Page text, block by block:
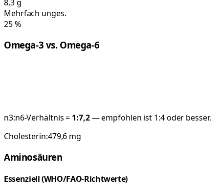
8,3g
Mehrfach unges.
25%
Omega-3 vs. Omega-6
n3:n6-Verhältnis = 1:7,2— empfohlen ist 1:4 oder besser.
Cholesterin:479,6 mg
Aminosäuren
Essenziell (WHO/FAO-Richtwerte)